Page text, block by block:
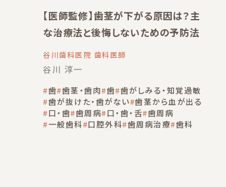
【医師監修】歯茎が下がる原因は？主
な治療法と後悔しないための予防法
谷川歯科医院 歯科医師
谷川 淳一
歯 歯茎・歯肉 歯 歯がしみる・知覚過敏
歯が抜けた・歯がない 歯茎から血が出る
口・歯 歯周病 口・歯・舌 歯周病
一般歯科 口腔外科 歯周病治療 歯科